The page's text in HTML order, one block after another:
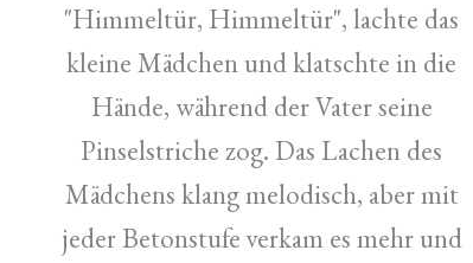
"Himmeltür, Himmeltür", lachte das
kleine Mädchen und klatschte in die
Hände, während der Vater seine
Pinselstriche zog. Das Lachen des
Mädchens klang melodisch, aber mit
jeder Betonstufe verkam es mehr und